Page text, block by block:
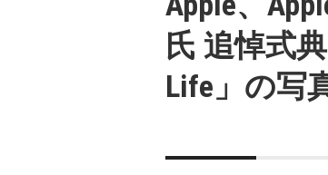
氏 追悼式
Life」の写